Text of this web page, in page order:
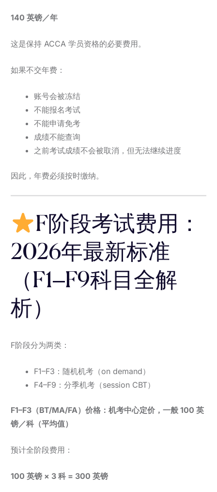
140 英镑／年
这是保持 ACCA 学员资格的必要费用。
如果不交年费：
账号会被冻结
不能报名考试
不能申请免考
成绩不能查询
之前考试成绩不会被取消，但无法继续进度
因此，年费必须按时缴纳。
F阶段考试费用：
2026年最新标准
（F1–F9科目全解
析）
F阶段分为两类：
F1–F3：随机机考（on demand）
F4–F9：分季机考（session CBT）
F1–F3（BT/MA/FA）价格：机考中心定价，一般 100 英
镑／科（平均值）
预计全阶段费用：
100 英镑 × 3 科 = 300 英镑